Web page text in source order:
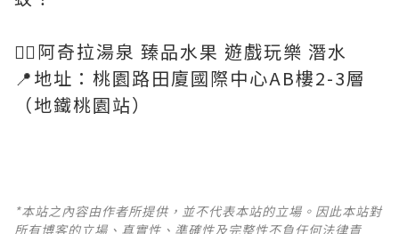
🧜‍♀️阿奇拉湯泉 臻品水果 遊戲玩樂 潛水
📍地址：桃園路田廈國際中心AB樓2-3層
（地鐵桃園站）
*本站之內容由作者所提供，並不代表本站的立場。因此本站對
所有博客的立場、真實性、準確性及完整性不負任何法律責